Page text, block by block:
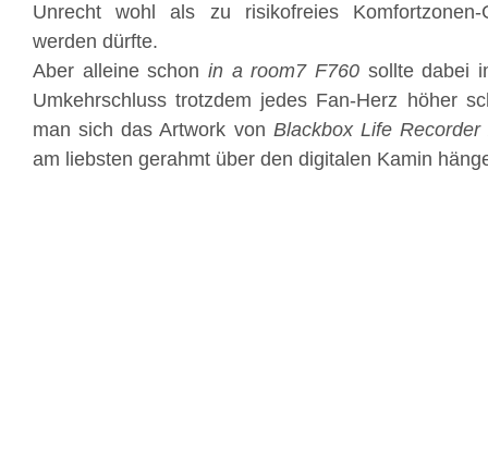
Unrecht wohl als zu risikofreies Komfortzonen-
werden dürfte.
Aber alleine schon in a room7 F760 sollte dabei
Umkehrschluss trotzdem jedes Fan-Herz höher
man sich das Artwork von Blackbox Life
am liebsten gerahmt über den digitalen Kamin